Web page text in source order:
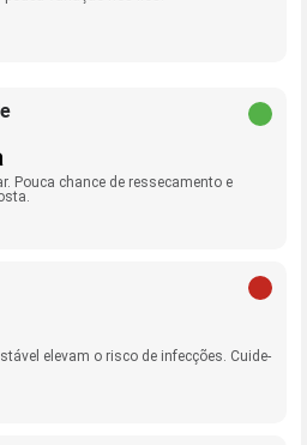
Pouca chance de ressecamento e
elevam o risco de infecções. Cuide-